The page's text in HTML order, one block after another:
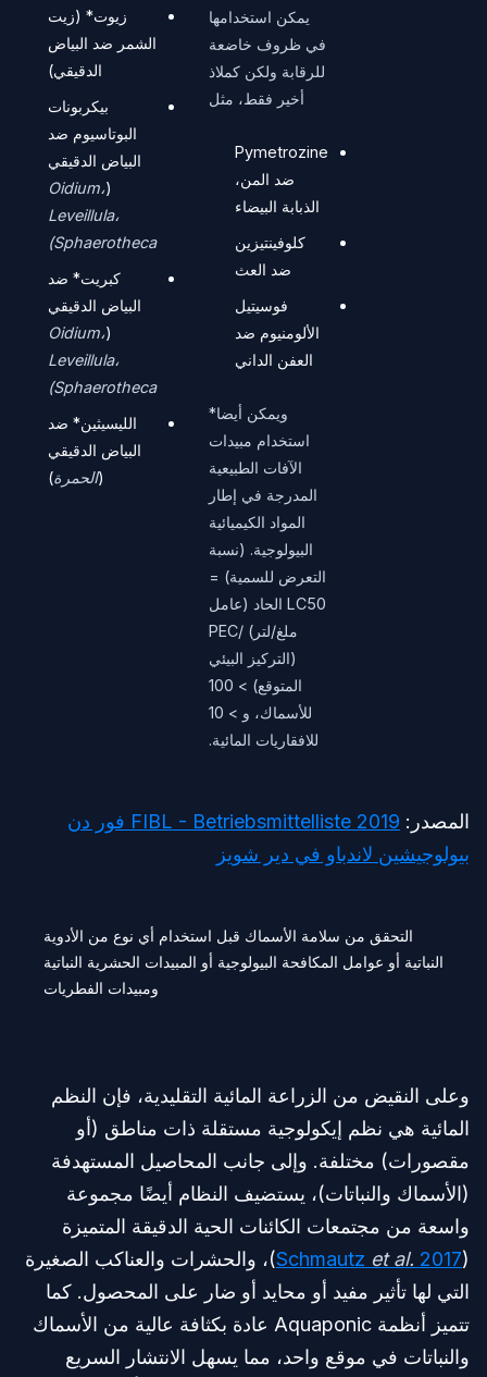
يمكن استخدامها
في ظروف خاضعة
للرقابة ولكن كملاذ
أخير فقط، مثل
Pymetrozine
ضد المن،
الذبابة البيضاء
كلوفينتيزين
ضد العث
فوسيتيل
الألومنيوم ضد
العفن الداني
ويمكن أيضا*
استخدام مبيدات
الآفات الطبيعية
المدرجة في إطار
المواد الكيميائية
البيولوجية. (نسبة
التعرض للسمية) =
LC50 الحاد (عامل
ملغ/لتر) /PEC
(التركيز البيئي
المتوقع) > 100
للأسماك، و > 10
للافقاريات المائية.
زيوت* (زيت
الشمر ضد البياض
الدقيقي)
بيكربونات
البوتاسيوم ضد
البياض الدقيقي
Oidium،
Leveillula،
Sphaerotheca)
كبريت* ضد
البياض الدقيقي
Oidium،
Leveillula،
Sphaerotheca)
الليسيثين* ضد
البياض الدقيقي
الحمرة)
المصدر:
FIBL - Betriebsmittelliste 2019 فور دن
بيولوجيشين لاندباو في دير شويز
التحقق من سلامة الأسماك قبل استخدام أي نوع من الأدوية
النباتية أو عوامل المكافحة البيولوجية أو المبيدات الحشرية النباتية
ومبيدات الفطريات
وعلى النقيض من الزراعة المائية التقليدية، فإن النظم
المائية هي نظم إيكولوجية مستقلة ذات مناطق (أو
مقصورات) مختلفة. وإلى جانب المحاصيل المستهدفة
(الأسماك والنباتات)، يستضيف النظام أيضًا مجموعة
واسعة من مجتمعات الكائنات الحية الدقيقة المتميزة
(
Schmautzet al. 2017
)، والحشرات والعناكب الصغيرة
التي لها تأثير مفيد أو محايد أو ضار على المحصول. كما
تتميز أنظمة Aquaponic عادة بكثافة عالية من الأسماك
والنباتات في موقع واحد، مما يسهل الانتشار السريع